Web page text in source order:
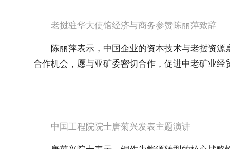
老挝驻华大使馆经济与商务参赞陈丽萍致辞
陈丽萍表示，中国企业的资本技术与老挝资
合作机会，愿与亚矿委密切合作，促进中老矿业
中国工程院院士唐菊兴发表主题演讲